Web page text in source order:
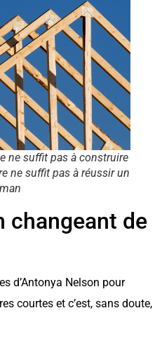
ne suffit pas à construire
ne suffit pas à réussir un
changeant de
d’Antonya Nelson pour
courtes et c’est, sans doute,